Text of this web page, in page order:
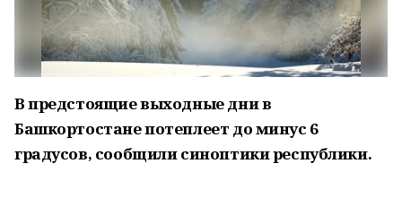
В предстоящие выходные дни в
Башкортостане потеплеет до минус 6
градусов, сообщили синоптики республики.